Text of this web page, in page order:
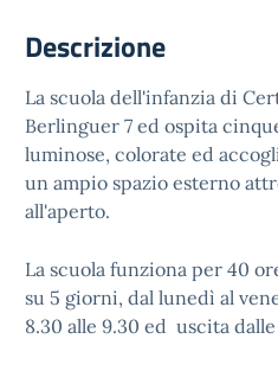
Descrizione
La scuola dell'infanzia di
Berlinguer 7 ed ospita
luminose, colorate ed
un ampio spazio esterno
all'aperto.
La scuola funziona per 40
su 5 giorni, dal lunedì al
8.30 alle 9.30 ed uscita dalle